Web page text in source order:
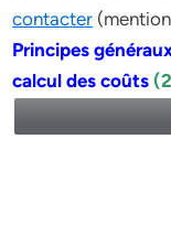
contacter
Principes
calcul des coûts